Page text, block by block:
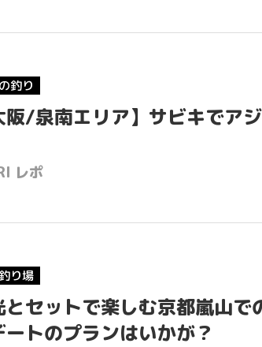
釣り
阪/泉南エリア】サビキでア
レポ
り場
とセットで楽しむ京都嵐山で
ートのプランはいかが？